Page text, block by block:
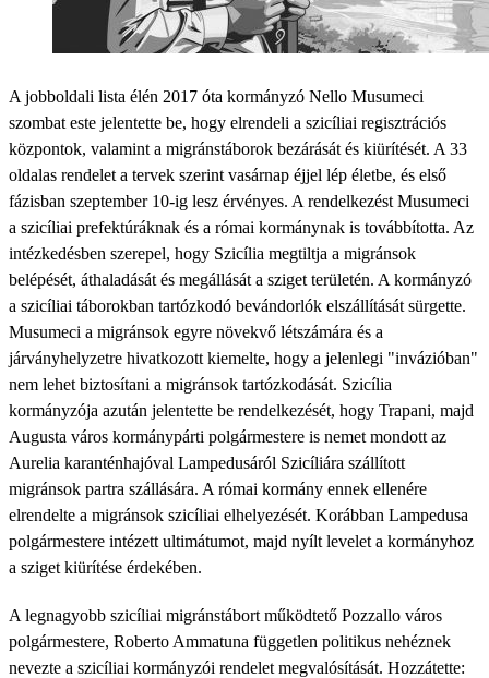
A jobboldali lista élén 2017 óta kormányzó Nello Musumeci
szombat este jelentette be, hogy elrendeli a szicíliai regisztrációs
központok, valamint a migránstáborok bezárását és kiürítését. A 33
oldalas rendelet a tervek szerint vasárnap éjjel lép életbe, és első
fázisban szeptember 10-ig lesz érvényes. A rendelkezést Musumeci
a szicíliai prefektúráknak és a római kormánynak is továbbította. Az
intézkedésben szerepel, hogy Szicília megtiltja a migránsok
belépését, áthaladását és megállását a sziget területén. A kormányzó
a szicíliai táborokban tartózkodó bevándorlók elszállítását sürgette.
Musumeci a migránsok egyre növekvő létszámára és a
járványhelyzetre hivatkozott kiemelte, hogy a jelenlegi "invázióban"
nem lehet biztosítani a migránsok tartózkodását. Szicília
kormányzója azután jelentette be rendelkezését, hogy Trapani, majd
Augusta város kormánypárti polgármestere is nemet mondott az
Aurelia karanténhajóval Lampedusáról Szicíliára szállított
migránsok partra szállására. A római kormány ennek ellenére
elrendelte a migránsok szicíliai elhelyezését. Korábban Lampedusa
polgármestere intézett ultimátumot, majd nyílt levelet a kormányhoz
a sziget kiürítése érdekében.
A legnagyobb szicíliai migránstábort működtető Pozzallo város
polgármestere, Roberto Ammatuna független politikus nehéznek
nevezte a szicíliai kormányzói rendelet megvalósítását. Hozzátette: